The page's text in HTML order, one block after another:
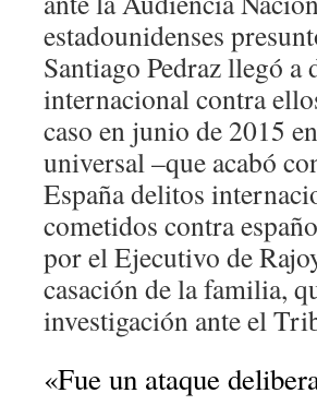
estadounidenses
Santiago Pedraz llegó
internacional contra
caso en junio de 2015
universal –que acabó
España delitos
cometidos contra
por el Ejecutivo de
casación de la familia,
investigación ante el
«Fue un ataque